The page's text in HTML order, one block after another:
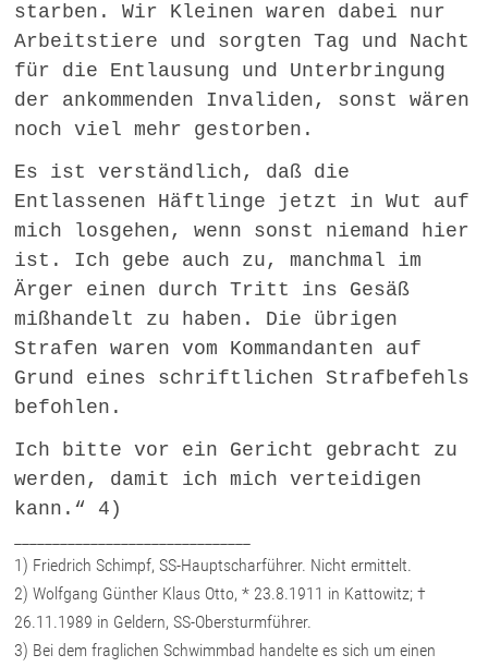
starben. Wir Kleinen waren dabei nur
Arbeitstiere und sorgten Tag und Nacht
für die Entlausung und Unterbringung
der ankommenden Invaliden, sonst wären
noch viel mehr gestorben.
Es ist verständlich, daß die
Entlassenen Häftlinge jetzt in Wut auf
mich losgehen, wenn sonst niemand hier
ist. Ich gebe auch zu, manchmal im
Ärger einen durch Tritt ins Gesäß
mißhandelt zu haben. Die übrigen
Strafen waren vom Kommandanten auf
Grund eines schriftlichen Strafbefehls
befohlen.
Ich bitte vor ein Gericht gebracht zu
werden, damit ich mich verteidigen
kann.“ 4)
1) Friedrich Schimpf, SS-Hauptscharführer. Nicht ermittelt.
2) Wolfgang Günther Klaus Otto, * 23.8.1911 in Kattowitz; †
26.11.1989 in Geldern, SS-Obersturmführer.
3) Bei dem fraglichen Schwimmbad handelte es sich um einen